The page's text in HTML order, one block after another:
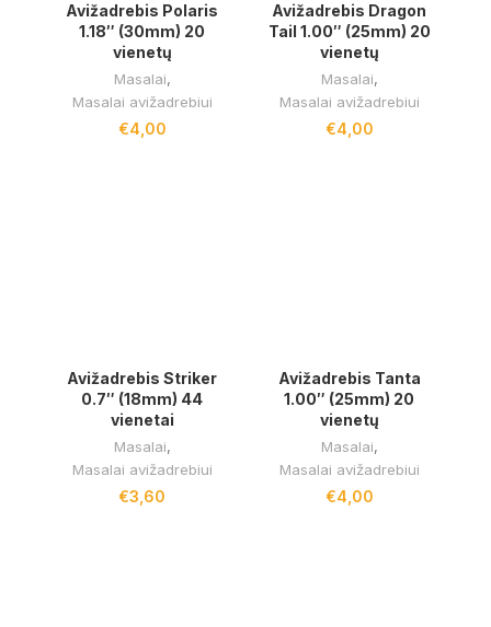
Avižadrebis Polaris
1.18″ (30mm) 20
vienetų
Masalai,
Masalai avižadrebiui
€4,00
Avižadrebis Dragon
Tail 1.00″ (25mm) 20
vienetų
Masalai,
Masalai avižadrebiui
€4,00
Avižadrebis Striker
0.7″ (18mm) 44
vienetai
Masalai,
Masalai avižadrebiui
€3,60
Avižadrebis Tanta
1.00″ (25mm) 20
vienetų
Masalai,
Masalai avižadrebiui
€4,00